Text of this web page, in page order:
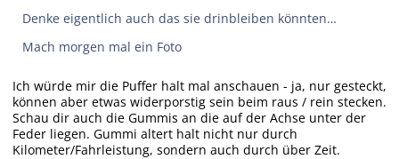
Denke eigentlich auch das sie drinbleiben könnten…
Mach morgen mal ein Foto
Ich würde mir die Puffer halt mal anschauen - ja, nur gesteckt,
können aber etwas widerporstig sein beim raus / rein stecken.
Schau dir auch die Gummis an die auf der Achse unter der
Feder liegen. Gummi altert halt nicht nur durch
Kilometer/Fahrleistung, sondern auch durch über Zeit.